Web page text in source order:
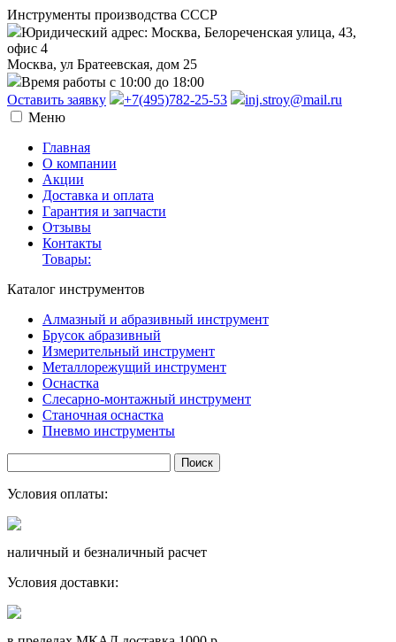
Инструменты производства СССР
Юридический адрес: Москва, Белореченская улица, 43,
офис 4
Москва, ул Братеевская, дом 25
Время работы с 10:00 до 18:00
Оставить заявку
+7(495)782-25-53
inj.stroy@mail.ru
Меню
Главная
О компании
Акции
Доставка и оплата
Гарантия и запчасти
Отзывы
Контакты
Товары:
Каталог инструментов
Алмазный и абразивный инструмент
Брусок абразивный
Измерительный инструмент
Металлорежущий инструмент
Оснастка
Слесарно-монтажный инструмент
Станочная оснастка
Пневмо инструменты
Условия оплаты:
наличный и безналичный расчет
Условия доставки: